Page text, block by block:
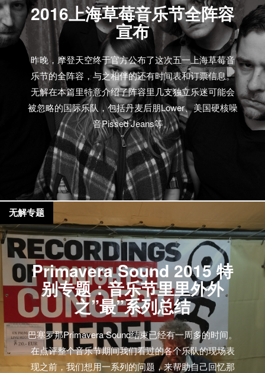
2016上海草莓音乐节全阵容
宣布
昨晚，摩登天空终于官方公布了这次五一上海草莓音
乐节的全阵容，与之相伴的还有时间表和订票信息。
无解在本篇里特意介绍了阵容里几支独立乐迷可能会
被忽略的国际乐队，包括丹麦后朋Lower、美国硬核噪
音Pissed Jeans等。
Primavera Sound 2015 特
别专题：音乐节里里外外
之”最”系列总结
巴塞罗那Primavera Sound结束已经有一周多的时间。
在点评整个音乐节期间我们看过的各个乐队的现场表
现之前，我们想用一系列的问题，来帮助自己回忆那
无解专题